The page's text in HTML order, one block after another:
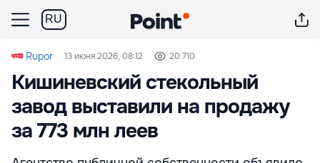
RU
Rupor 13 июня 2026, 08:12 20 710
Кишиневский стекольный
завод выставили на продажу
за 773 млн леев